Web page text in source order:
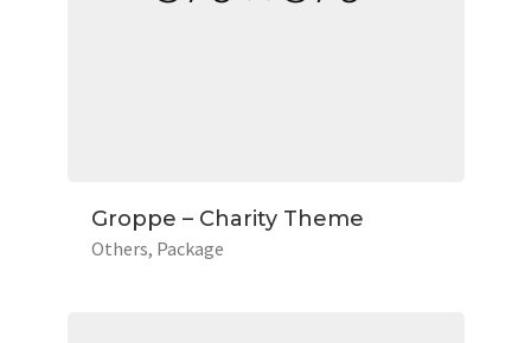
Groppe – Charity Theme
Others Package